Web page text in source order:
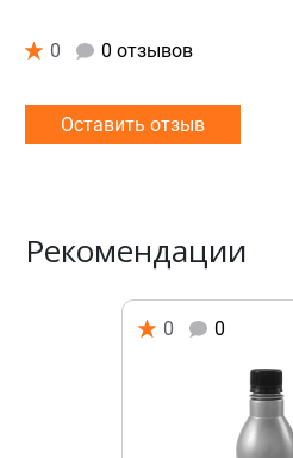
0 0 отзывов
Оставить отзыв
Рекомендации
0 0